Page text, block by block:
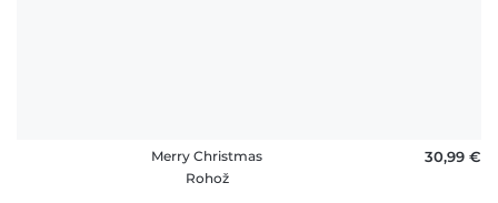
Merry Christmas
Rohož
30,99 €